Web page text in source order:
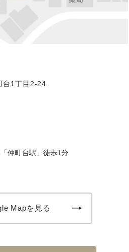
台1丁目2-24
仲町台駅」徒歩1分
Mapを見る